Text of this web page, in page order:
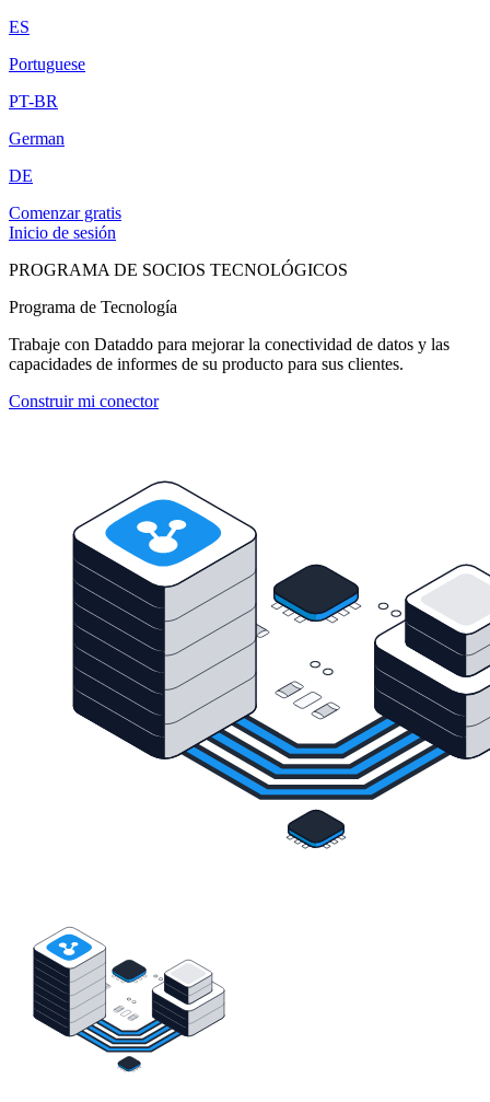
ES
Portuguese
PT-BR
German
DE
Comenzar gratis
Inicio de sesión
PROGRAMA DE SOCIOS TECNOLÓGICOS
Programa de Tecnología
Trabaje con Dataddo para mejorar la conectividad de datos y las
capacidades de informes de su producto para sus clientes.
Construir mi conector